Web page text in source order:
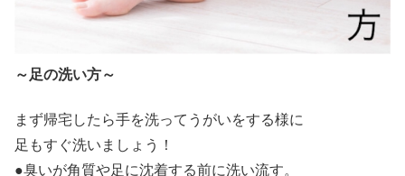
～足の洗い方～
まず帰宅したら手を洗ってうがいをする様に
足もすぐ洗いましょう！
●臭いが角質や足に沈着する前に洗い流す。